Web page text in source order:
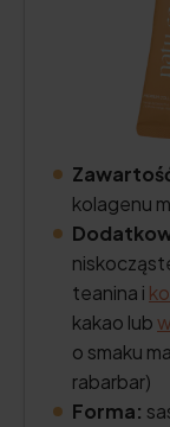
kolagenu
teanina i
kakao lub
o smaku
rabarbar)
Forma: